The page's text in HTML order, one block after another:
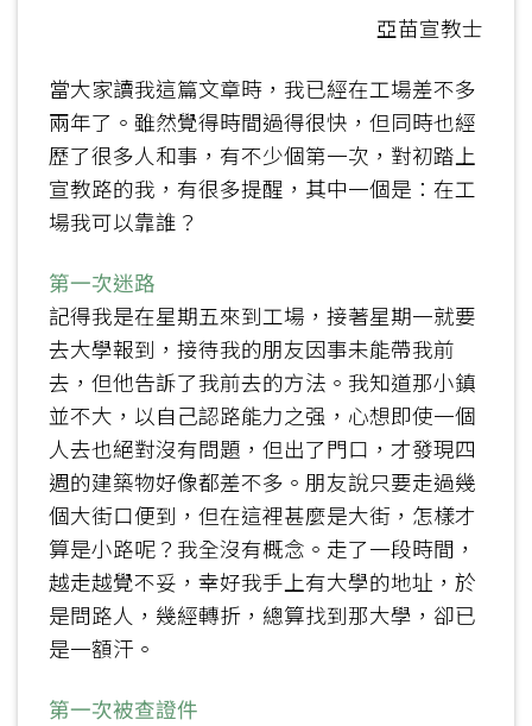
亞苗宣教士
當大家讀我這篇文章時，我已經在工場差不多
兩年了。雖然覺得時間過得很快，但同時也經
歷了很多人和事，有不少個第一次，對初踏上
宣教路的我，有很多提醒，其中一個是：在工
場我可以靠誰？
第一次迷路
記得我是在星期五來到工場，接著星期一就要
去大學報到，接待我的朋友因事未能帶我前
去，但他告訴了我前去的方法。我知道那小鎮
並不大，以自己認路能力之强，心想即使一個
人去也絕對沒有問題，但出了門口，才發現四
週的建築物好像都差不多。朋友說只要走過幾
個大街口便到，但在這裡甚麼是大街，怎樣才
算是小路呢？我全沒有概念。走了一段時間，
越走越覺不妥，幸好我手上有大學的地址，於
是問路人，幾經轉折，總算找到那大學，卻已
是一額汗。
第一次被查證件